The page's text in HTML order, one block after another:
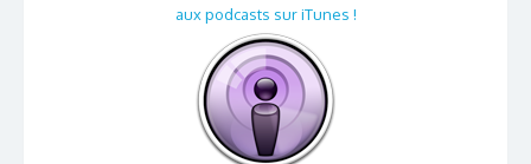
aux podcasts sur iTunes !